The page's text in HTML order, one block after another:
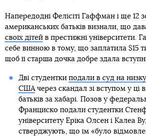
Напередодні Фелісіті Гаффман і ще 12
американських батьків визнали, що
своїх дітей в престижні університети.
себе винною в тому, що заплатила $15
щоб її старша дочка добре здала
Дві студентки подали в суд на низку
СШАчерез скандал зі вступом у ці
батьків за хабарі. Позов у
Франциско подали студентки
університету Еріка Олсен і Калеа
стверджують, що їм «було